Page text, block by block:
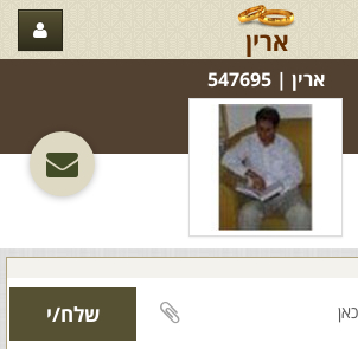
ארין
ארין‏ | 547695